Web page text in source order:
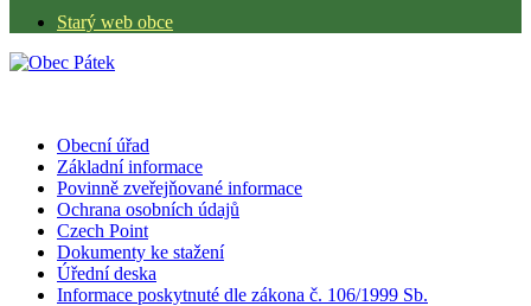
Starý web obce
Obecní úřad
Základní informace
Povinně zveřejňované informace
Ochrana osobních údajů
Czech Point
Dokumenty ke stažení
Úřední deska
Informace poskytnuté dle zákona č. 106/1999 Sb.